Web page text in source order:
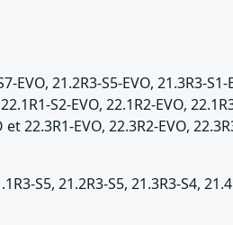
21.2R3-S5-EVO, 21.3R3-S1-
S2-EVO, 22.1R2-EVO,
22.3R1-EVO, 22.3R2-EVO,
S5, 21.2R3-S5, 21.3R3-S4,